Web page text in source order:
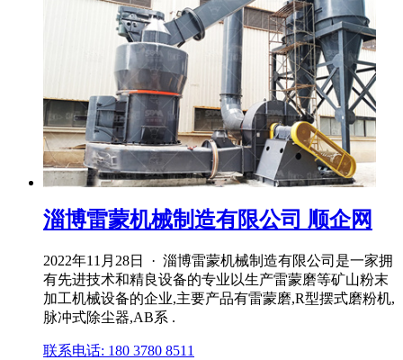
淄博雷蒙机械制造有限公司 顺企网
2022年11月28日 · 淄博雷蒙机械制造有限公司是一家拥
有先进技术和精良设备的专业以生产雷蒙磨等矿山粉末
加工机械设备的企业,主要产品有雷蒙磨,R型摆式磨粉机,
脉冲式除尘器,AB系 .
联系电话: 180 3780 8511